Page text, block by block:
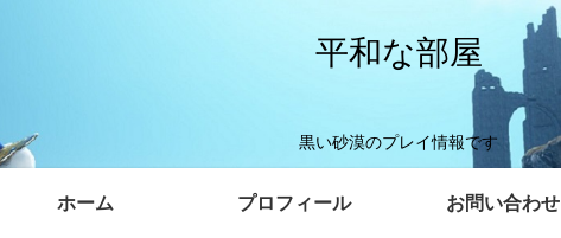
平和な部屋
黒い砂漠のプレイ情報です
ホーム プロフィール お問い合わせ